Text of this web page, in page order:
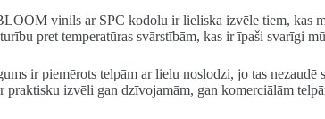
vinils ar SPC kodolu ir lieliska izvēle tiem, kas
pret temperatūras svārstībām, kas ir īpaši svarīgi
ir piemērots telpām ar lielu noslodzi, jo tas
praktisku izvēli gan dzīvojamām, gan komerciālām